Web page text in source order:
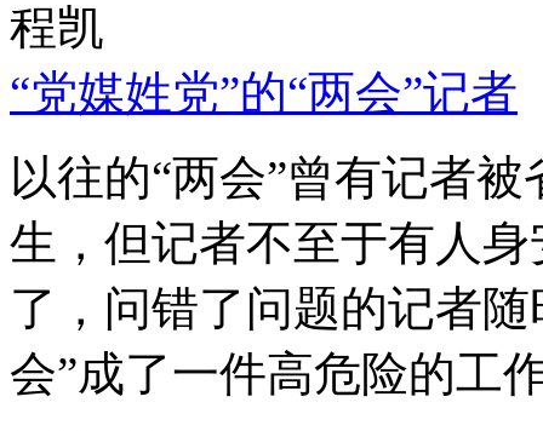
程凯
“党媒姓党”的“两会”记者
以往的“两会”曾有记者
生，但记者不至于有人
了，问错了问题的记者
会”成了一件高危险的工